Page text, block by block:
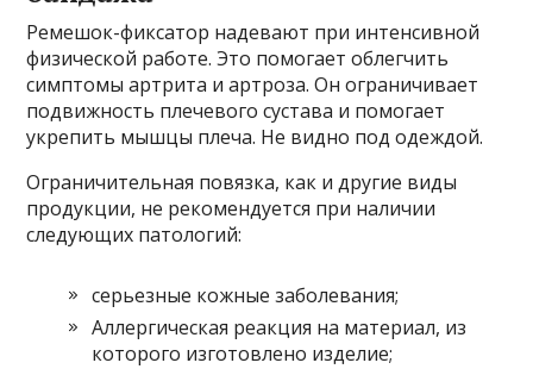
Ремешок-фиксатор надевают при интенсивной
физической работе. Это помогает облегчить
симптомы артрита и артроза. Он ограничивает
подвижность плечевого сустава и помогает
укрепить мышцы плеча. Не видно под одеждой.
Ограничительная повязка, как и другие виды
продукции, не рекомендуется при наличии
следующих патологий:
серьезные кожные заболевания;
Аллергическая реакция на материал, из
которого изготовлено изделие;